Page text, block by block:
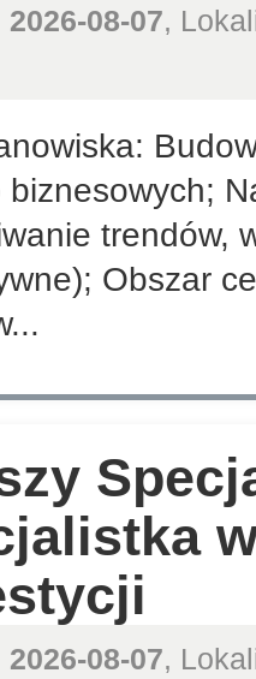
2026-08-07,
biznesowych;
trendów,
Obszar
2026-08-07,